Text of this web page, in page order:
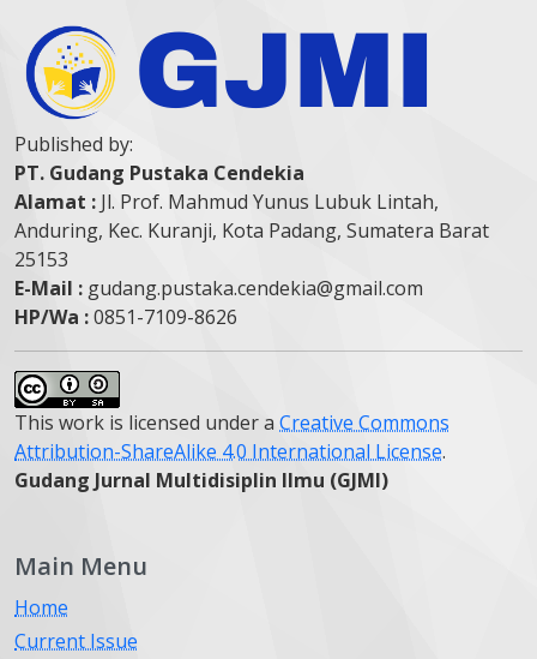
Published by:
PT. Gudang Pustaka Cendekia
Alamat : Jl. Prof. Mahmud Yunus Lubuk Lintah,
Anduring, Kec. Kuranji, Kota Padang, Sumatera Barat
25153
E-Mail : gudang.pustaka.cendekia@gmail.com
HP/Wa :0851-7109-8626
This work is licensed under a Creative Commons
Attribution-ShareAlike 4.0 International License.
Gudang Jurnal Multidisiplin Ilmu (GJMI)
Main Menu
Home
Current Issue